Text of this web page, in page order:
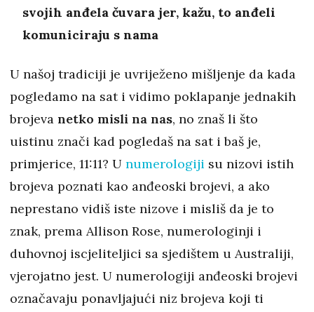
svojih anđela čuvara jer, kažu, to anđeli
komuniciraju s nama
U našoj tradiciji je uvriježeno mišljenje da kada
pogledamo na sat i vidimo poklapanje jednakih
brojeva netko misli na nas, no znaš li što
uistinu znači kad pogledaš na sat i baš je,
primjerice, 11:11? U numerologiji su nizovi istih
brojeva poznati kao anđeoski brojevi, a ako
neprestano vidiš iste nizove i misliš da je to
znak, prema Allison Rose, numerologinji i
duhovnoj iscjeliteljici sa sjedištem u Australiji,
vjerojatno jest. U numerologiji anđeoski brojevi
označavaju ponavljajući niz brojeva koji ti